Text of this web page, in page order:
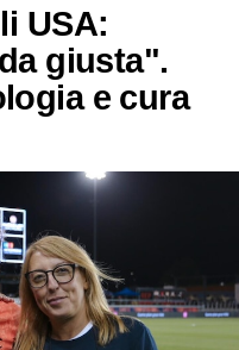
USA:
giusta".
e cura